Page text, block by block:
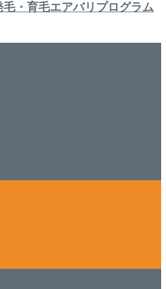
・育毛エアバリプログラム